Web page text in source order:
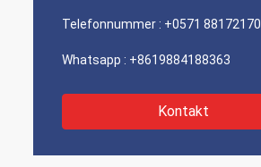
Telefonnummer : +0571 88172170
Whatsapp : +8619884188363
Kontakt